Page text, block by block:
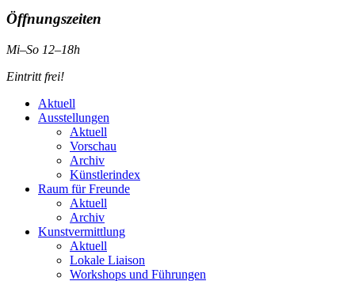
Öffnungszeiten
Mi–So 12–18h
Eintritt frei!
Aktuell
Ausstellungen
Aktuell
Vorschau
Archiv
Künstlerindex
Raum für Freunde
Aktuell
Archiv
Kunstvermittlung
Aktuell
Lokale Liaison
Workshops und Führungen